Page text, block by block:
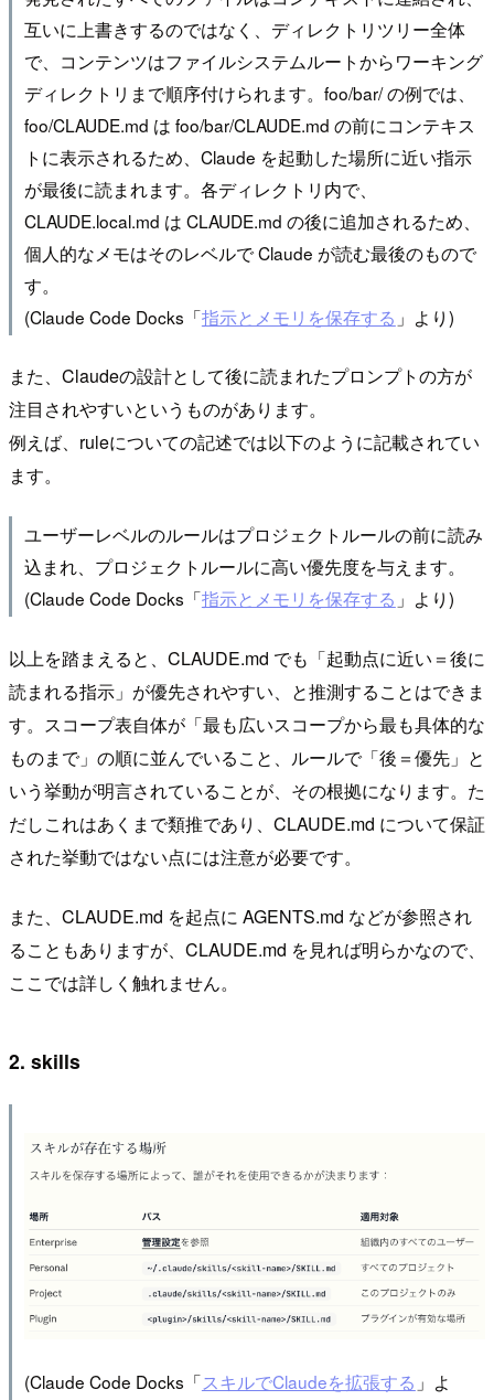
互いに上書きするのではなく、ディレクトリツリー全体
で、コンテンツはファイルシステムルートからワーキング
ディレクトリまで順序付けられます。foo/bar/ の例では、
foo/CLAUDE.md は foo/bar/CLAUDE.md の前にコンテキス
トに表示されるため、Claude を起動した場所に近い指示
が最後に読まれます。各ディレクトリ内で、
CLAUDE.local.md は CLAUDE.md の後に追加されるため、
個人的なメモはそのレベルで Claude が読む最後のもので
す。
(Claude Code Docks「指示とメモリを保存する 」より)
また、Claudeの設計として後に読まれたプロンプトの方が
注目されやすいというものがあります。
例えば、ruleについての記述では以下のように記載されてい
ます。
ユーザーレベルのルールはプロジェクトルールの前に読み
込まれ、プロジェクトルールに高い優先度を与えます。
(Claude Code Docks「指示とメモリを保存する 」より)
以上を踏まえると、CLAUDE.md でも「起動点に近い＝後に
読まれる指示」が優先されやすい、と推測することはできま
す。スコープ表自体が「最も広いスコープから最も具体的な
ものまで」の順に並んでいること、ルールで「後＝優先」と
いう挙動が明言されていることが、その根拠になります。た
だしこれはあくまで類推であり、CLAUDE.md について保証
された挙動ではない点には注意が必要です。
また、CLAUDE.md を起点に AGENTS.md などが参照され
ることもありますが、CLAUDE.md を見れば明らかなので、
ここでは詳しく触れません。
2. skills
(Claude Code Docks「スキルでClaudeを拡張する 」よ